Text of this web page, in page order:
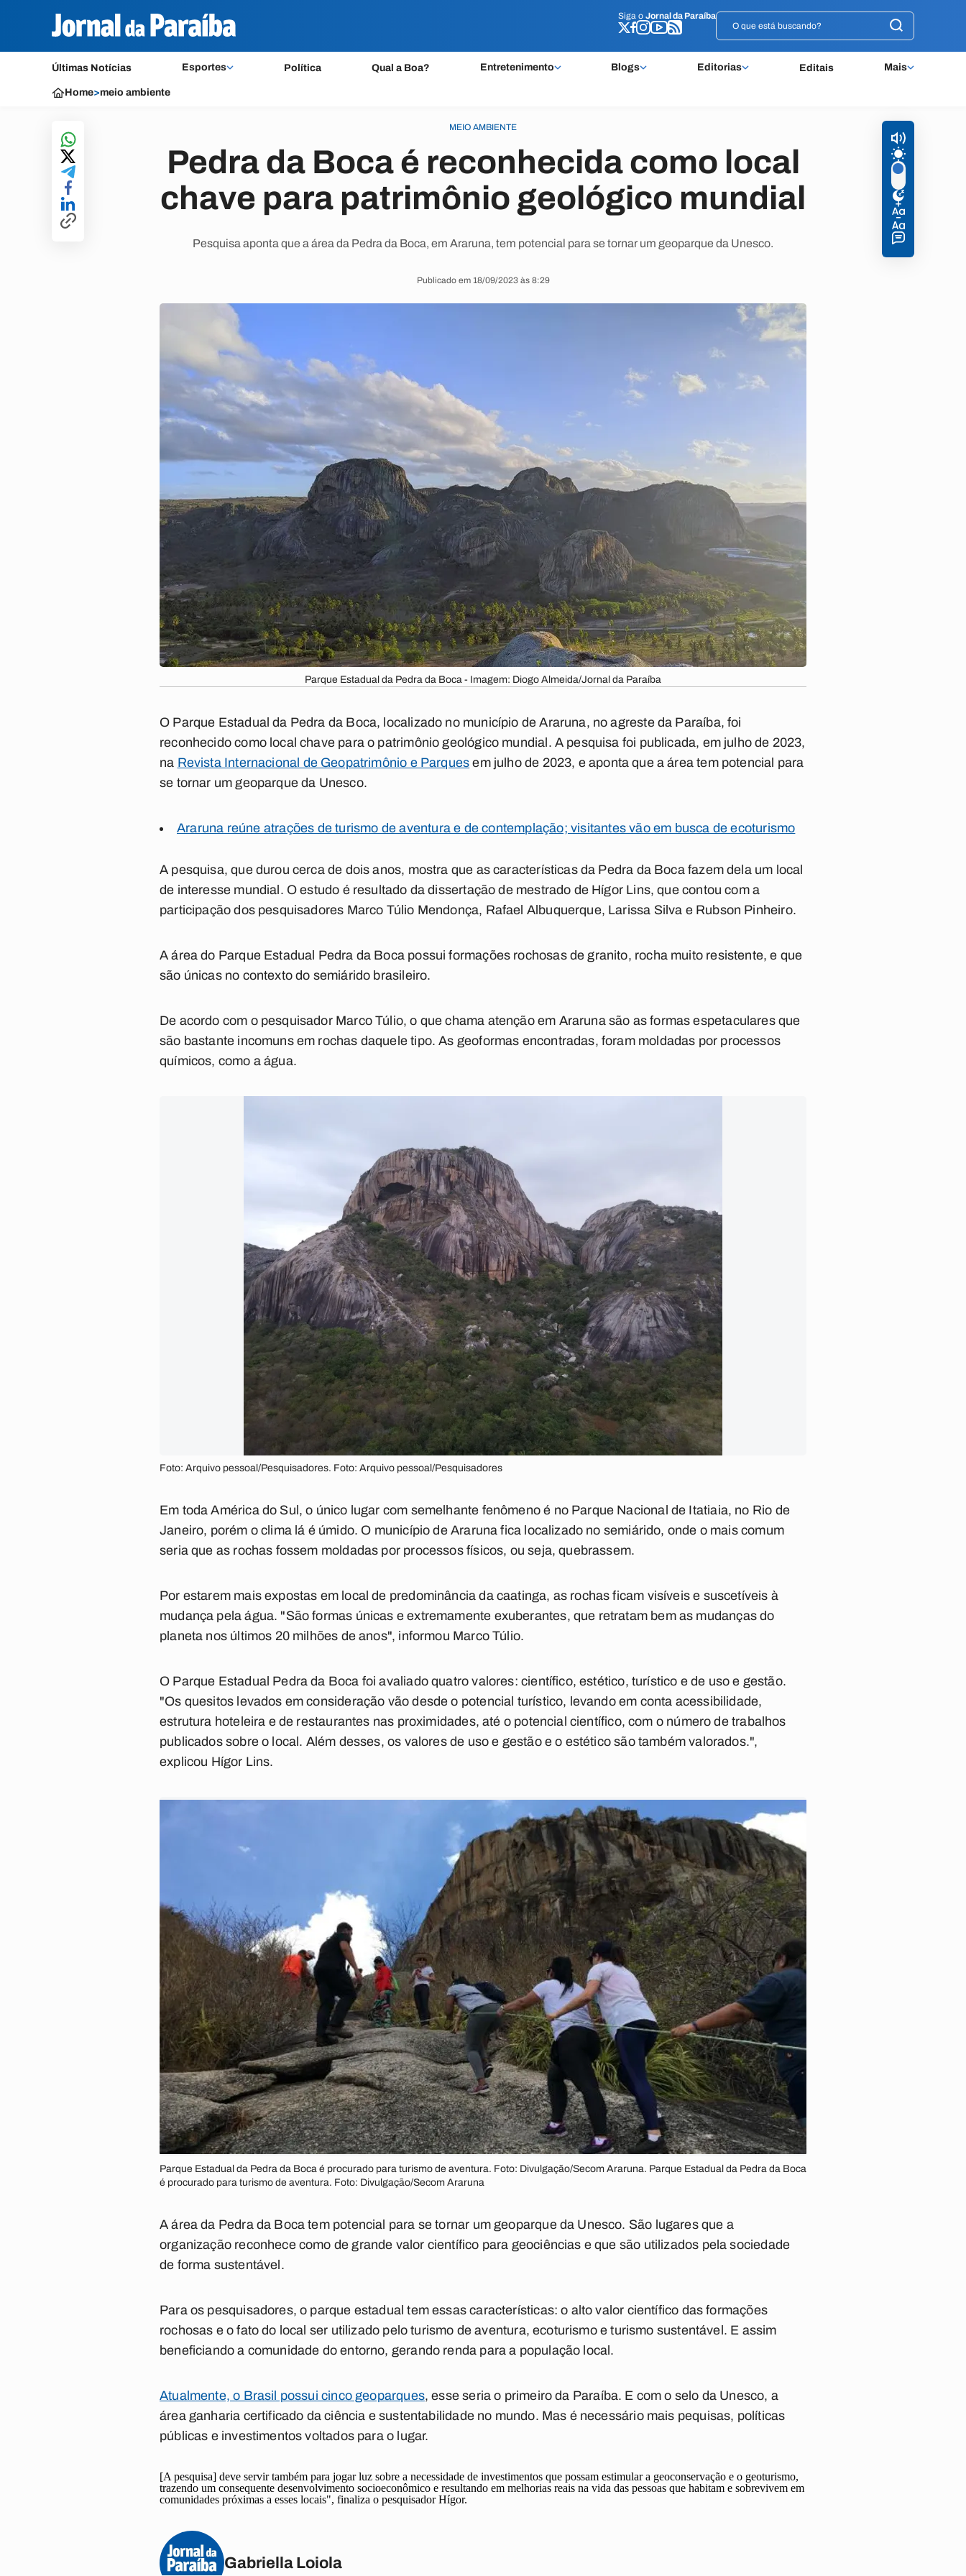
Siga o Jornal da Paraíba
Últimas Notícias Esportes Política Qual a Boa? Entretenimento Blogs Editorias Editais Mais
Siga o Jornal da Paraíba
Home>meio ambiente
MEIO AMBIENTE
Pedra da Boca é reconhecida como local
chave para patrimônio geológico mundial
Pesquisa aponta que a área da Pedra da Boca, em Araruna, tem potencial para se tornar um geoparque da Unesco.
Publicado em 18/09/2023 às 8:29
Parque Estadual da Pedra da Boca - Imagem: Diogo Almeida/Jornal da Paraíba
O Parque Estadual da Pedra da Boca, localizado no município de Araruna, no agreste da Paraíba, foi
reconhecido como local chave para o patrimônio geológico mundial. A pesquisa foi publicada, em julho de 2023,
na Revista Internacional de Geopatrimônio e Parques em julho de 2023, e aponta que a área tem potencial para
se tornar um geoparque da Unesco.
Araruna reúne atrações de turismo de aventura e de contemplação; visitantes vão em busca de ecoturismo
A pesquisa, que durou cerca de dois anos, mostra que as características da Pedra da Boca fazem dela um local
de interesse mundial. O estudo é resultado da dissertação de mestrado de Hígor Lins, que contou com a
participação dos pesquisadores Marco Túlio Mendonça, Rafael Albuquerque, Larissa Silva e Rubson Pinheiro.
A área do Parque Estadual Pedra da Boca possui formações rochosas de granito, rocha muito resistente, e que
são únicas no contexto do semiárido brasileiro.
De acordo com o pesquisador Marco Túlio, o que chama atenção em Araruna são as formas espetaculares que
são bastante incomuns em rochas daquele tipo. As geoformas encontradas, foram moldadas por processos
químicos, como a água.
Foto: Arquivo pessoal/Pesquisadores. Foto: Arquivo pessoal/Pesquisadores
Em toda América do Sul, o único lugar com semelhante fenômeno é no Parque Nacional de Itatiaia, no Rio de
Janeiro, porém o clima lá é úmido. O município de Araruna fica localizado no semiárido, onde o mais comum
seria que as rochas fossem moldadas por processos físicos, ou seja, quebrassem.
Por estarem mais expostas em local de predominância da caatinga, as rochas ficam visíveis e suscetíveis à
mudança pela água. "São formas únicas e extremamente exuberantes, que retratam bem as mudanças do
planeta nos últimos 20 milhões de anos", informou Marco Túlio.
O Parque Estadual Pedra da Boca foi avaliado quatro valores: científico, estético, turístico e de uso e gestão.
"Os quesitos levados em consideração vão desde o potencial turístico, levando em conta acessibilidade,
estrutura hoteleira e de restaurantes nas proximidades, até o potencial científico, com o número de trabalhos
publicados sobre o local. Além desses, os valores de uso e gestão e o estético são também valorados.",
explicou Hígor Lins.
Parque Estadual da Pedra da Boca é procurado para turismo de aventura. Foto: Divulgação/Secom Araruna. Parque Estadual da Pedra da Boca
é procurado para turismo de aventura. Foto: Divulgação/Secom Araruna
A área da Pedra da Boca tem potencial para se tornar um geoparque da Unesco. São lugares que a
organização reconhece como de grande valor científico para geociências e que são utilizados pela sociedade
de forma sustentável.
Para os pesquisadores, o parque estadual tem essas características: o alto valor científico das formações
rochosas e o fato do local ser utilizado pelo turismo de aventura, ecoturismo e turismo sustentável. E assim
beneficiando a comunidade do entorno, gerando renda para a população local.
Atualmente, o Brasil possui cinco geoparques, esse seria o primeiro da Paraíba. E com o selo da Unesco, a
área ganharia certificado da ciência e sustentabilidade no mundo. Mas é necessário mais pequisas, políticas
públicas e investimentos voltados para o lugar.
[A pesquisa] deve servir também para jogar luz sobre a necessidade de investimentos que possam estimular a geoconservação e o geoturismo,
trazendo um consequente desenvolvimento socioeconômico e resultando em melhorias reais na vida das pessoas que habitam e sobrevivem em
comunidades próximas a esses locais", finaliza o pesquisador Hígor.
Gabriella Loiola